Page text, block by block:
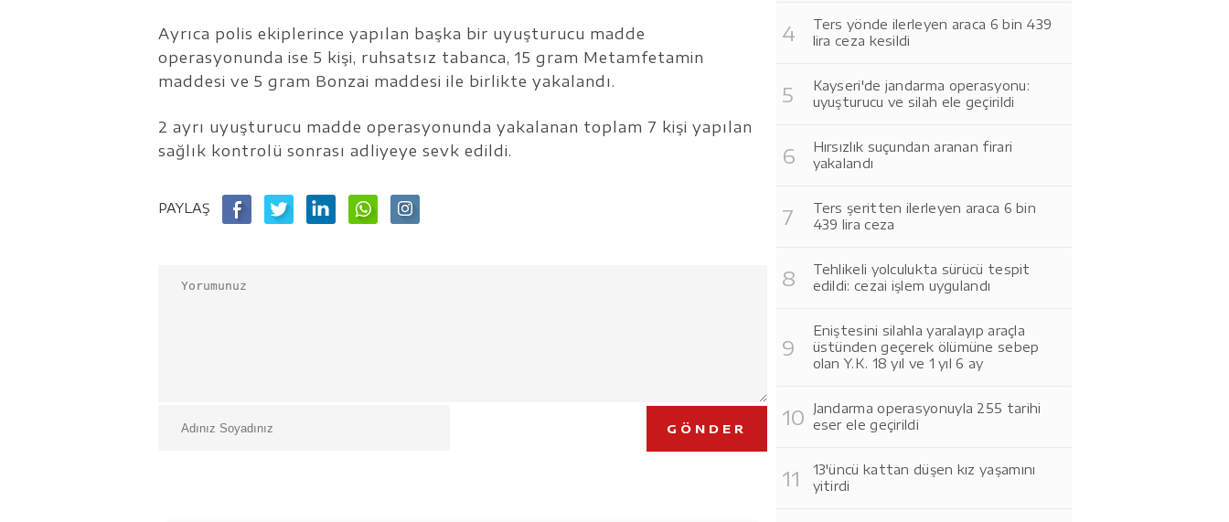
Ayrıca polis ekiplerince yapılan başka bir uyuşturucu madde
operasyonunda ise 5 kişi, ruhsatsız tabanca, 15 gram Metamfetamin
maddesi ve 5 gram Bonzai maddesi ile birlikte yakalandı.
2 ayrı uyuşturucu madde operasyonunda yakalanan toplam 7 kişi yapılan
sağlık kontrolü sonrası adliyeye sevk edildi.
PAYLAŞ
GÖNDER
Ters yönde ilerleyen araca 6 bin 439
lira ceza kesildi
Kayseri'de jandarma operasyonu:
uyuşturucu ve silah ele geçirildi
Hırsızlık suçundan aranan firari
yakalandı
Ters şeritten ilerleyen araca 6 bin
439 lira ceza
Tehlikeli yolculukta sürücü tespit
edildi: cezai işlem uygulandı
Eniştesini silahla yaralayıp araçla
üstünden geçerek ölümüne sebep
olan Y.K. 18 yıl ve 1 yıl 6 ay
Jandarma operasyonuyla 255 tarihi
eser ele geçirildi
13'üncü kattan düşen kız yaşamını
yitirdi